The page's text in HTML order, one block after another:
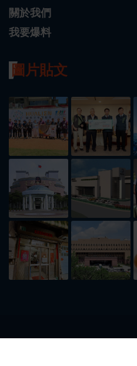
關於我們
我要爆料
圖片貼文